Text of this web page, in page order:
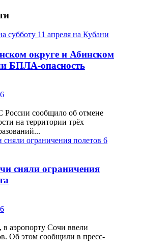
округе и Абинском
БПЛА-опасность
России сообщило об отмене
на территории трёх
сняли ограничения
в аэропорту Сочи ввели
Об этом сообщили в пресс-